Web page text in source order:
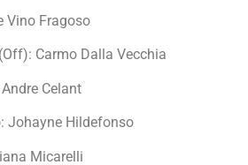
Vino Fragoso
Carmo Dalla Vecchia
Celant
Johayne Hildefonso
Micarelli